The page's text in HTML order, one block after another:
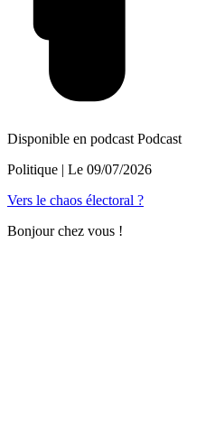
Disponible en podcast Podcast
Politique | Le 09/07/2026
Vers le chaos électoral ?
Bonjour chez vous !